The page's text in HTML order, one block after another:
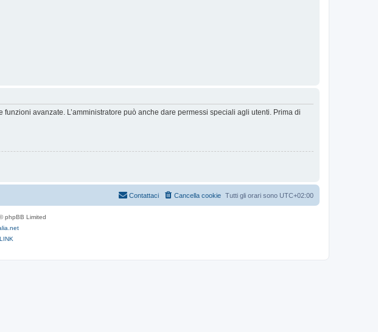
avanzate. L’amministratore può anche dare permessi speciali agli utenti. Prima di
Tutti gli orari sono UTC+02:00
Cancella cookie
Contattaci
phpBB Limited